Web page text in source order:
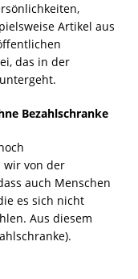
Artikel aus
das in der
Bezahlschranke
wir von der
auch Menschen
es sich nicht
Aus diesem